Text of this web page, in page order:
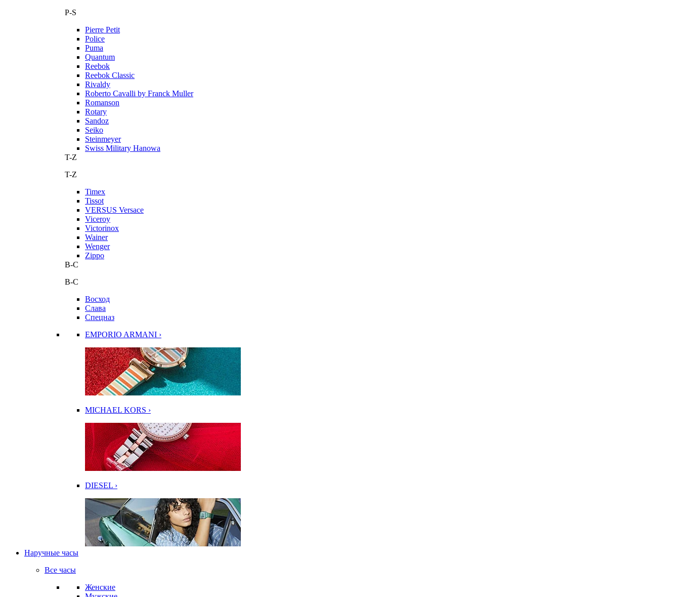
P-S
Pierre Petit
Police
Puma
Quantum
Reebok
Reebok Classic
Rivaldy
Roberto Cavalli by Franck Muller
Romanson
Rotary
Sandoz
Seiko
Steinmeyer
Swiss Military Hanowa
T-Z
T-Z
Timex
Tissot
VERSUS Versace
Viceroy
Victorinox
Wainer
Wenger
Zippo
В-С
В-С
Восход
Слава
Спецназ
EMPORIO ARMANI ›
MICHAEL KORS ›
DIESEL ›
Наручные часы
Все часы
Женские